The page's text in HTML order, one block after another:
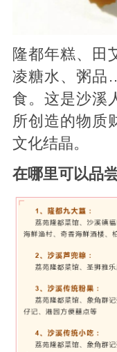
隆都年糕、田
凌糖水、粥
食。这是沙溪
所创造的物质
文化结晶。
在哪里可以品